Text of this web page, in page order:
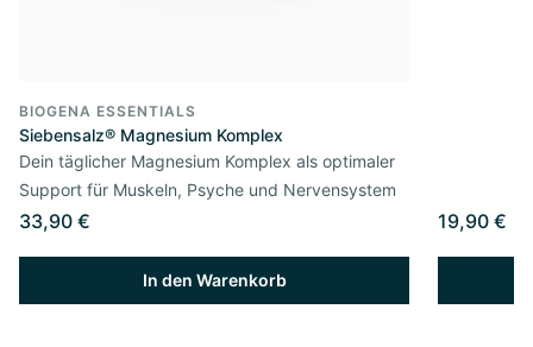
BIOGENA ESSENTIALS
Siebensalz® Magnesium Komplex
Dein täglicher Magnesium Komplex als optimaler
Support für Muskeln, Psyche und Nervensystem
33,90 €
In den Warenkorb
19,90 €